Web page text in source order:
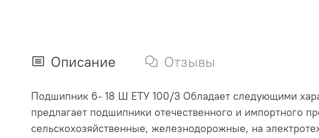
Описание Отзывы
Подшипник 6- 18 Ш ЕТУ 100/3 Обладает следующими
предлагает подшипники отечественного и импортного
сельскохозяйственные, железнодорожные, на